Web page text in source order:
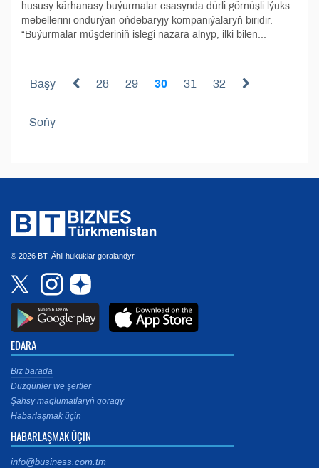
hususy kärhanasy buýurmalar esasynda dürli görnüşli lýuks
mebellerini öndürýän öňdebaryjy kompaniýalaryň biridir.
“Buýurmalar müşderiniň islegi nazara alnyp, ilki bilen...
Başy 28 29 30 31 32
Soňy
© 2026 BT. Ähli hukuklar goralandyr.
EDARA
Biz barada
Düzgünler we şertler
Şahsy maglumatlaryň goragy
Habarlaşmak üçin
HABARLAŞMAK ÜÇIN
info@business.com.tm